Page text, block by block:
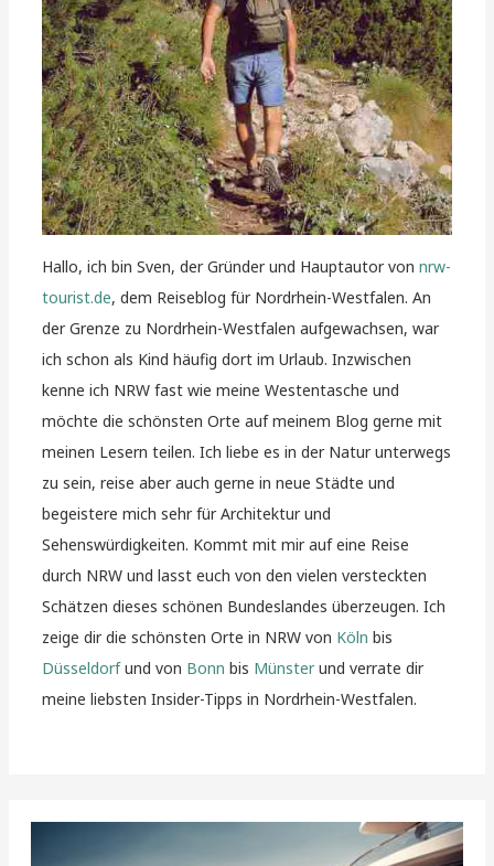
Hallo, ich bin Sven, der Gründer und Hauptautor vonnrw-
tourist.de, dem Reiseblog für Nordrhein-Westfalen. An
der Grenze zu Nordrhein-Westfalen aufgewachsen, war
ich schon als Kind häufig dort im Urlaub. Inzwischen
kenne ich NRW fast wie meine Westentasche und
möchte die schönsten Orte auf meinem Blog gerne mit
meinen Lesern teilen. Ich liebe es in der Natur unterwegs
zu sein, reise aber auch gerne in neue Städte und
begeistere mich sehr für Architektur und
Sehenswürdigkeiten. Kommt mit mir auf eine Reise
durch NRW und lasst euch von den vielen versteckten
Schätzen dieses schönen Bundeslandes überzeugen. Ich
zeige dir die schönsten Orte in NRW von Köln bis
Düsseldorfund von Bonn bis Münsterund verrate dir
meine liebsten Insider-Tipps in Nordrhein-Westfalen.